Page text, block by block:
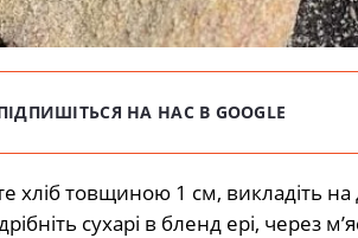
НА НАС В GOOGLE
хліб товщиною 1 см, викладіть на
сухарі в бленд ері, через